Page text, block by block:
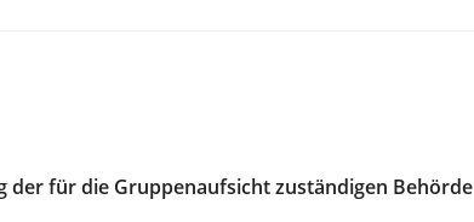
für die Gruppenaufsicht zuständigen Behörde